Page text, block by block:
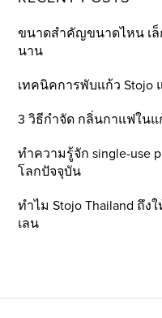
ขนาดสำคัญขนาดไหน เ
นาน
เทคนิคการพับแก้ว Stojo
3 วิธีกำจัด กลิ่นกาแฟใน
ทำความรู้จัก single-use
โลกปัจจุบัน
ทำไม Stojo Thailand ถึ
เลน